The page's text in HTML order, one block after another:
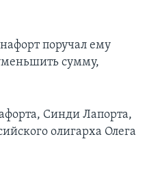
поручал ему
сумму,
Синди Лапорта,
олигарха Олега